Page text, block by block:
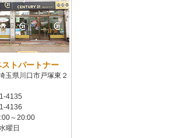
トパートナー
玉県川口市戸塚東２
4135
4136
～20:00
曜日